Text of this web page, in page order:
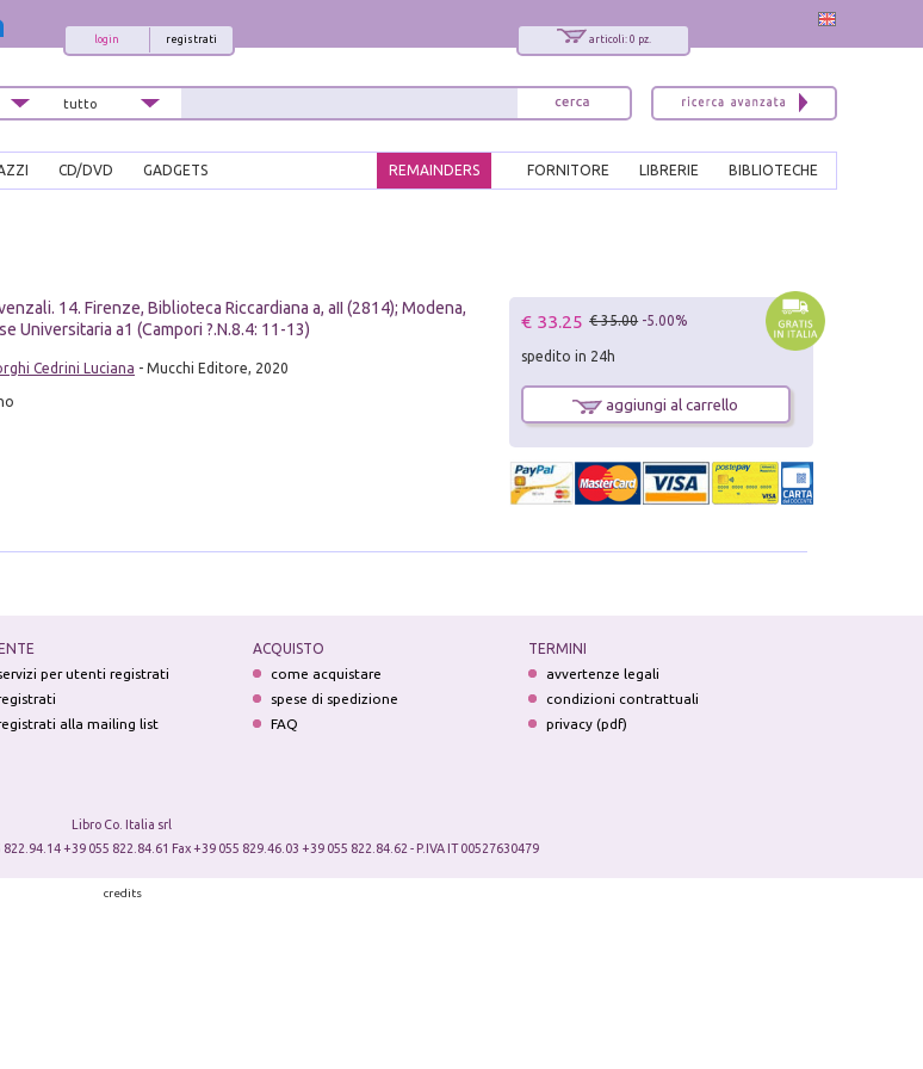
articoli: 0 pz.
registrati
login
CD/DVD GADGETS BIBLIOTECHE
LIBRERIE
FORNITORE
REMAINDERS
14. Firenze, Biblioteca Riccardiana a, aII (2814); Modena,
Universitaria a1 (Campori ?.N.8.4: 11-13)
Cedrini Luciana - Mucchi Editore, 2020
€ 33.25 € 35.00 -5.00%
spedito in 24h
aggiungi al carrello
per utenti registrati
alla mailing list
ACQUISTO
come acquistare
spese di spedizione
FAQ
TERMINI
avvertenze legali
condizioni contrattuali
privacy (pdf)
Libro Co. Italia srl
+39 055 822.84.61 Fax +39 055 829.46.03 +39 055 822.84.62 - P.IVA IT 00527630479
credits